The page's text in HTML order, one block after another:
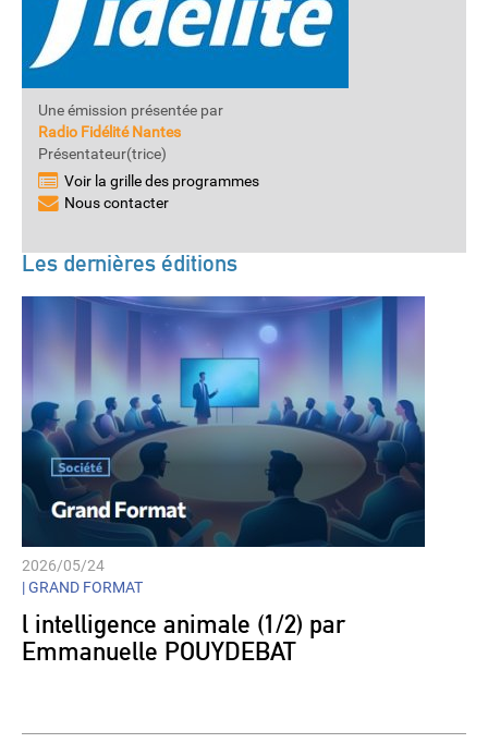
Une émission présentée par
Radio Fidélité Nantes
Présentateur(trice)
Voir la grille des programmes
Nous contacter
Les dernières éditions
2026/05/24
| GRAND FORMAT
l intelligence animale (1/2) par
Emmanuelle POUYDEBAT